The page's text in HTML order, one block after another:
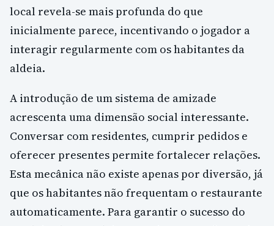
local revela-se mais profunda do que
inicialmente parece, incentivando o jogador a
interagir regularmente com os habitantes da
aldeia.
A introdução de um sistema de amizade
acrescenta uma dimensão social interessante.
Conversar com residentes, cumprir pedidos e
oferecer presentes permite fortalecer relações.
Esta mecânica não existe apenas por diversão, já
que os habitantes não frequentam o restaurante
automaticamente. Para garantir o sucesso do